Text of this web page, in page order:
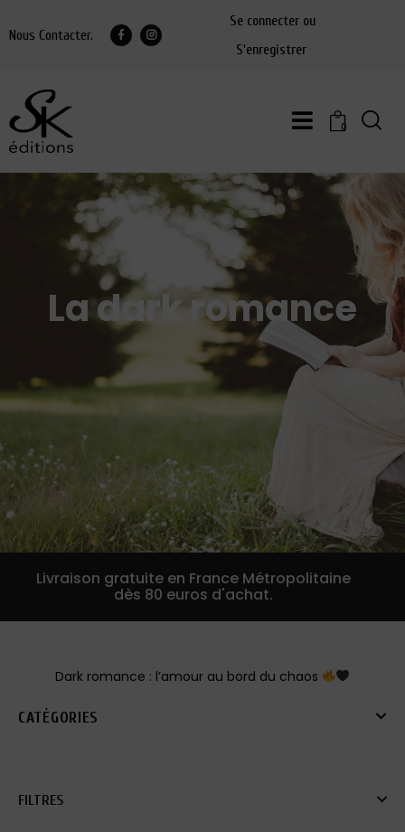
Nous Contacter.
Se connecter ou
S'enregistrer
0
La dark romance
Livraison gratuite en France Métropolitaine
dès 80 euros d'achat.
Dark romance : l’amour au bord du chaos
CATÉGORIES
FILTRES